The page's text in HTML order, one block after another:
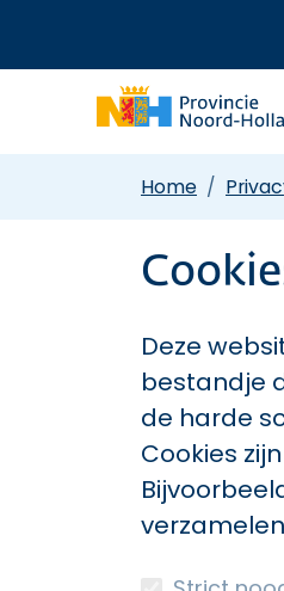
Home
Deze
bestandje
de harde
Cookies